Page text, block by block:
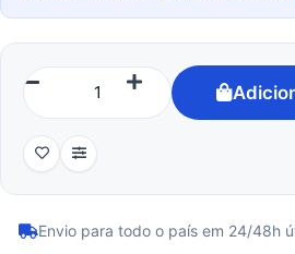
Envio para todo o país em 24/48h